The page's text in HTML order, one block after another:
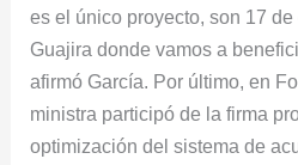
es el único proyecto, son 17
Guajira donde vamos a
afirmó García. Por último, en
ministra participó de la firma
optimización del sistema de